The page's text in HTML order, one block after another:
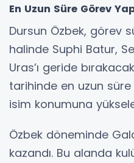
En Uzun Süre Görev
Dursun Özbek, görev
halinde Suphi Batur,
Uras’ı geride
tarihinde en uzun
isim konumuna
Özbek döneminde
kazandı. Bu alanda